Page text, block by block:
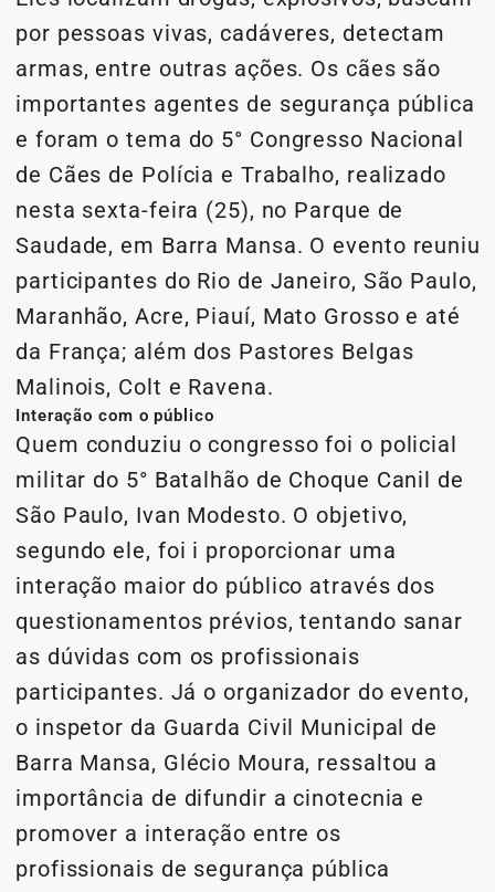
por pessoas vivas, cadáveres, detectam
armas, entre outras ações. Os cães são
importantes agentes de segurança pública
e foram o tema do 5° Congresso Nacional
de Cães de Polícia e Trabalho, realizado
nesta sexta-feira (25), no Parque de
Saudade, em Barra Mansa. O evento reuniu
participantes do Rio de Janeiro, São Paulo,
Maranhão, Acre, Piauí, Mato Grosso e até
da França; além dos Pastores Belgas
Malinois, Colt e Ravena.
Interação com o público
Quem conduziu o congresso foi o policial
militar do 5° Batalhão de Choque Canil de
São Paulo, Ivan Modesto. O objetivo,
segundo ele, foi i proporcionar uma
interação maior do público através dos
questionamentos prévios, tentando sanar
as dúvidas com os profissionais
participantes. Já o organizador do evento,
o inspetor da Guarda Civil Municipal de
Barra Mansa, Glécio Moura, ressaltou a
importância de difundir a cinotecnia e
promover a interação entre os
profissionais de segurança pública